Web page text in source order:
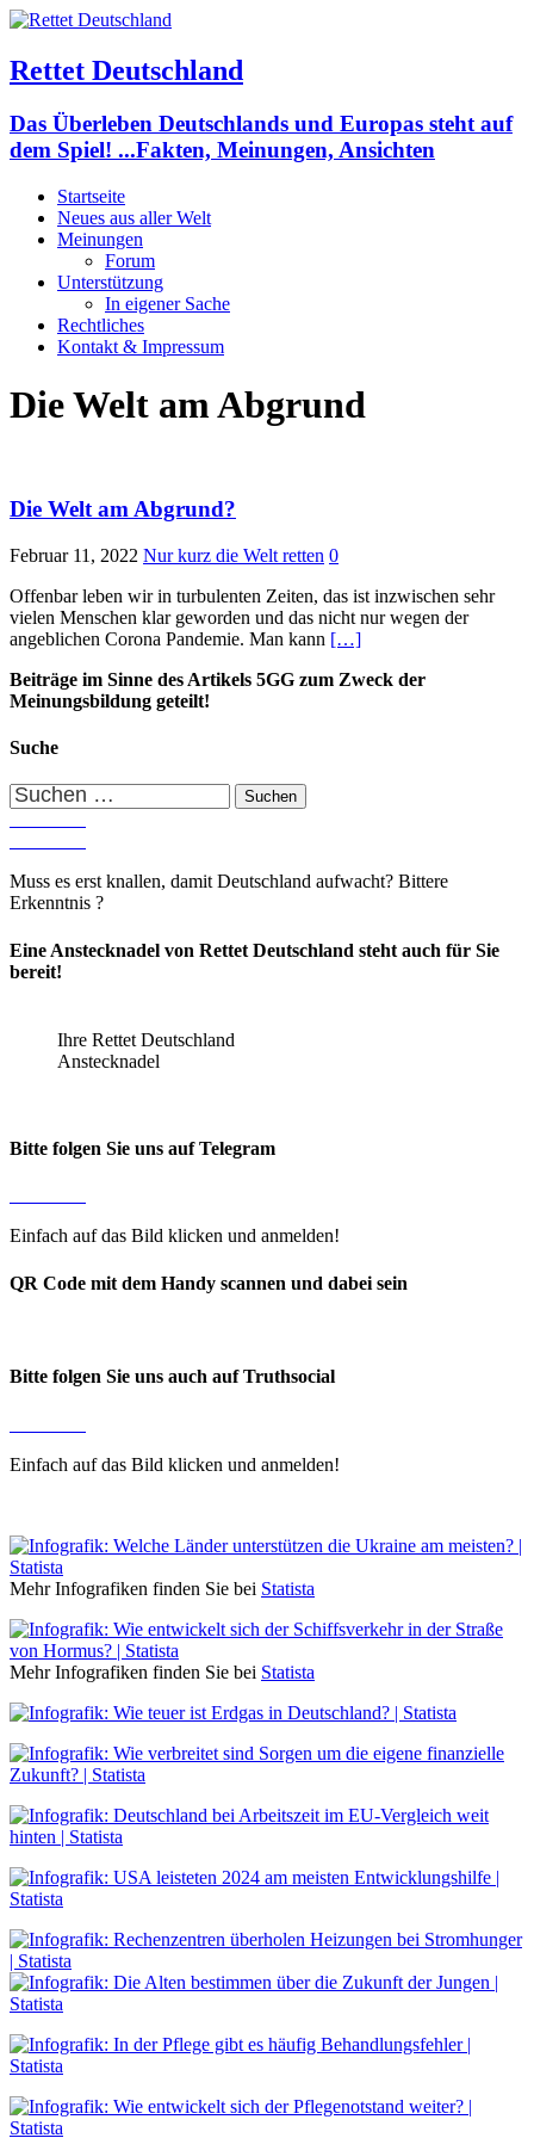
Rettet Deutschland
Das Überleben Deutschlands und Europas steht auf
dem Spiel! ...Fakten, Meinungen, Ansichten
Startseite
Neues aus aller Welt
Meinungen
Forum
Unterstützung
In eigener Sache
Rechtliches
Kontakt & Impressum
Die Welt am Abgrund
Die Welt am Abgrund?
Februar 11, 2022 Nur kurz die Welt retten 0
Offenbar leben wir in turbulenten Zeiten, das ist inzwischen sehr
vielen Menschen klar geworden und das nicht nur wegen der
angeblichen Corona Pandemie. Man kann […]
Beiträge im Sinne des Artikels 5GG zum Zweck der
Meinungsbildung geteilt!
Suche
Suchen
nach:
Muss es erst knallen, damit Deutschland aufwacht? Bittere
Erkenntnis ?
Eine Anstecknadel von Rettet Deutschland steht auch für Sie
bereit!
Ihre Rettet Deutschland
Anstecknadel
Bitte folgen Sie uns auf Telegram
Einfach auf das Bild klicken und anmelden!
QR Code mit dem Handy scannen und dabei sein
Bitte folgen Sie uns auch auf Truthsocial
Einfach auf das Bild klicken und anmelden!
Mehr Infografiken finden Sie bei Statista
Mehr Infografiken finden Sie bei Statista